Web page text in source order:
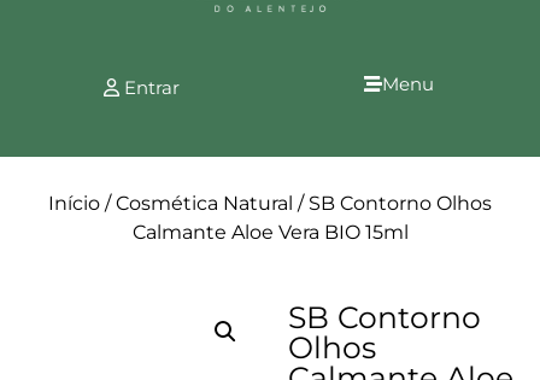
Entrar Menu
Início /Cosmética Natural / SB Contorno Olhos
Calmante Aloe Vera BIO 15ml
SB Contorno
Olhos